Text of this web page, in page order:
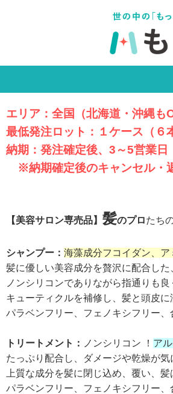
エリア：全国（北海道・沖縄も
最低発注ロット：１ケース（６
納期：発注確定後、3～5営業日
※納期確定後のキャンセル・
【美容サロン専売品】 髪のプロたち
シャンプー： 海藻成分フコイダン、
髪に優しい美容成分を贅沢に配合した
ノンシリコンでありながら指通りも
キューティクルを補修し、髪と頭皮
パラベンフリー、フェノキシフリー
トリートメント： ノンシリコン ！ ア
たっぷり配合し、ダメージや乾燥が
上質な成分を髪に閉じ込め、覆い、
パラベンフリー、フェノキシフリー